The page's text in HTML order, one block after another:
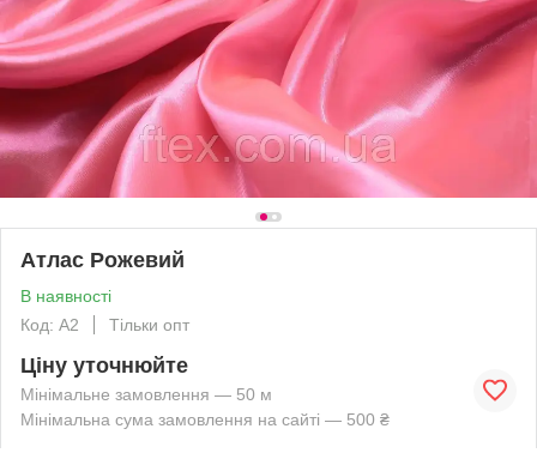
Атлас Рожевий
В наявності
Код: А2
Тільки опт
Ціну уточнюйте
Мінімальне замовлення — 50 м
Мінімальна сума замовлення на сайті — 500 ₴